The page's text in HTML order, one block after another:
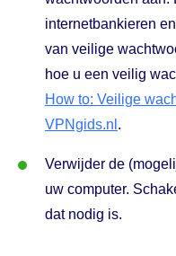
internetbankieren
van veilige
hoe u een veilig
How to: Veilige
VPNgids.nl .
Verwijder de
uw computer.
dat nodig is.